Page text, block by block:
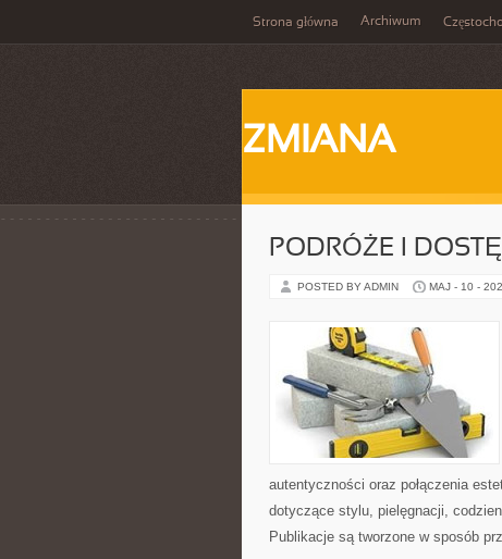
Strona główna Archiwum
ZMIANA
PODRÓŻE I
POSTED BY ADMIN MAJ - 10 -
autentyczności oraz połączenia
dotyczące stylu, pielęgnacji,
Publikacje są tworzone w sposób